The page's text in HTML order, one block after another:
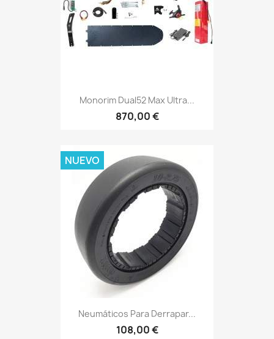
Monorim Dual52 Max Ultra...
870,00 €
Neumáticos Para Derrapar...
108,00 €
NUEVO